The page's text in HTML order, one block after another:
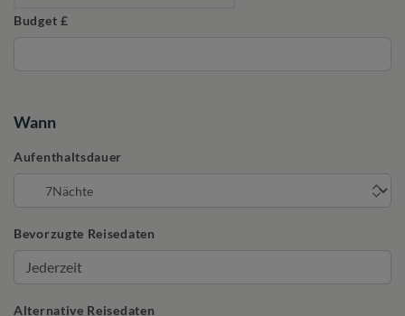
Budget £
Wann
Aufenthaltsdauer
Bevorzugte Reisedaten
Alternative Reisedaten